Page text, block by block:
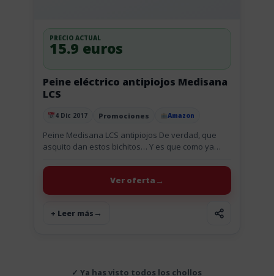
Publicado el
4 Dic 2017 Promociones Amazon
Peine eléctrico antipiojos Medisana
LCS
PRECIO ACTUAL
15.9 euros
Peine Medisana LCS antipiojos De verdad, que
asquito dan estos bichitos… Y es que como ya
persona independientemente de...
+ Leer más
Ver oferta
✓ Ya has visto todos los chollos